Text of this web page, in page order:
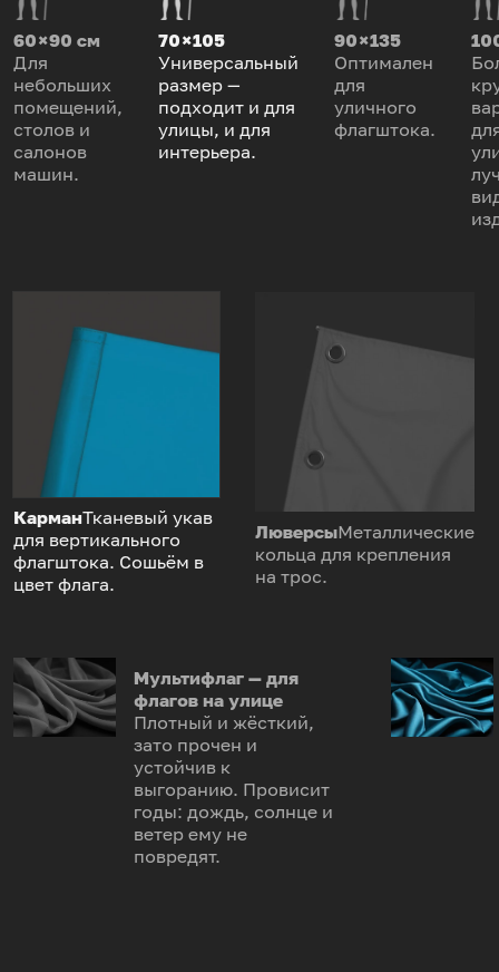
60 × 90 см
Для
небольших
помещений,
столов и
салонов
машин.
70 × 105
Универсальный
размер —
подходит и для
улицы, и для
интерьера.
90 × 135
Оптимален
для
уличного
флагштока.
КарманТканевый укав
для вертикального
флагштока. Сошьём в
цвет флага.
ЛюверсыМеталлические
кольца для крепления
на трос.
Мультифлаг — для
флагов на улице
Плотный и жёсткий,
зато прочен и
устойчив к
выгоранию. Провисит
годы: дождь, солнце и
ветер ему не
повредят.